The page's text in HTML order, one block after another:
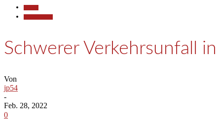
Schwerer Verkehrsunfall
Von
jp54
-
Feb. 28, 2022
0